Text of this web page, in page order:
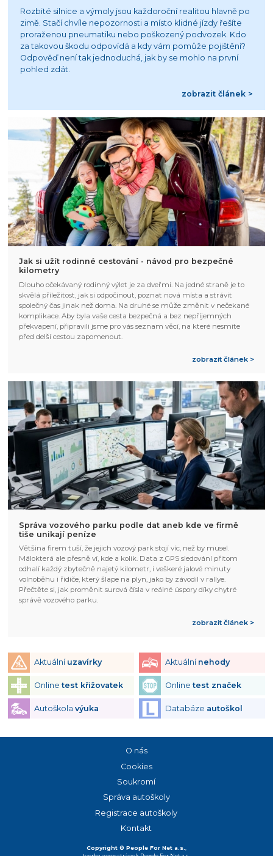
Rozbité silnice a výmoly jsou každoroční realitou hlavně po
zimě. Stačí chvíle nepozornosti a místo klidné jízdy řešíte
proraženou pneumatiku nebo poškozený podvozek. Kdo
za takovou škodu odpovídá a kdy vám pomůže pojištění?
Odpověď není tak jednoduchá, jak by se mohlo na první
pohled zdát.
zobrazit článek >
Jak si užít rodinné cestování - návod pro bezpečné
kilometry
Dlouho očekávaný rodinný výlet je za dveřmi. Na jedné straně je to
skvělá příležitost, jak si odpočinout, poznat nová místa a strávit
společný čas jinak než doma. Na druhé se může změnit v nečekané
komplikace. Aby byla vaše cesta bezpečná a bez nepříjemných
překvapení, připravili jsme pro vás seznam věcí, na které nesmíte
před delší cestou zapomenout.
zobrazit článek >
Správa vozového parku podle dat aneb kde ve firmě
tiše unikají peníze
Většina firem tuší, že jejich vozový park stojí víc, než by musel.
Málokterá ale přesně ví, kde a kolik. Data z GPS sledování přitom
odhalí každý zbytečně najetý kilometr, i veškeré jalové minuty
volnoběhu i řidiče, který šlape na plyn, jako by závodil v rallye.
Přečtěte si, jak proměnit surová čísla v reálné úspory díky chytré
správě vozového parku.
zobrazit článek >
Aktuální uzavírky Aktuální nehody
Onlinetest křižovatek Onlinetest značek
Autoškola výuka Databáze autoškol
Copyright © People For Net a.s.
O nás
Cookies
Soukromí
Správa autoškoly
Registrace autoškoly
Kontakt